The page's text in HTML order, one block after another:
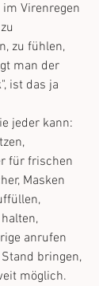
Virenregen
zu fühlen,
man der
ist das ja
jeder kann:
für frischen
Masken
anrufen
bringen,
möglich.